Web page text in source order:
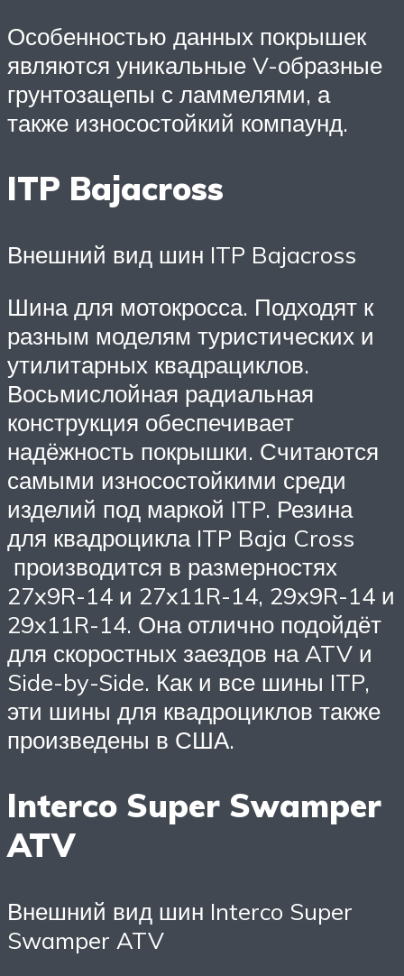
Особенностью данных покрышек
являются уникальные V-образные
грунтозацепы с ламмелями, а
также износостойкий компаунд.
ITP Bajacross
Внешний вид шин ITP Bajacross
Шина для мотокросса. Подходят к
разным моделям туристических и
утилитарных квадрациклов.
Восьмислойная радиальная
конструкция обеспечивает
надёжность покрышки. Считаются
самыми износостойкими среди
изделий под маркой ITP. Резина
для квадроцикла ITP Baja Cross
производится в размерностях
27x9R-14 и 27x11R-14, 29x9R-14 и
29x11R-14. Она отлично подойдёт
для скоростных заездов на ATV и
Side-by-Side. Как и все шины ITP,
эти шины для квадроциклов также
произведены в США.
Interco Super Swamper
ATV
Внешний вид шин Interco Super
Swamper ATV